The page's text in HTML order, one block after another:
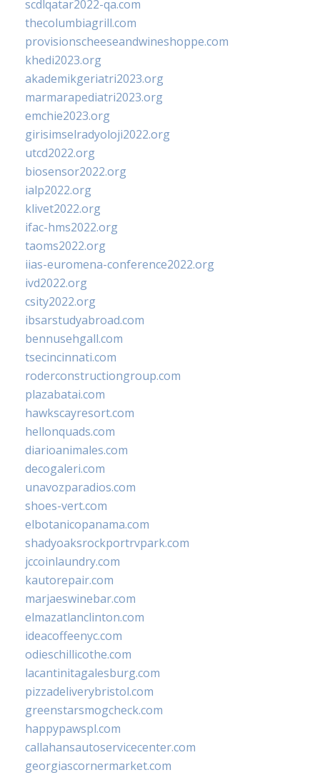
scdlqatar2022-qa.com
thecolumbiagrill.com
provisionscheeseandwineshoppe.com
khedi2023.org
akademikgeriatri2023.org
marmarapediatri2023.org
emchie2023.org
girisimselradyoloji2022.org
utcd2022.org
biosensor2022.org
ialp2022.org
klivet2022.org
ifac-hms2022.org
taoms2022.org
iias-euromena-conference2022.org
ivd2022.org
csity2022.org
ibsarstudyabroad.com
bennusehgall.com
tsecincinnati.com
roderconstructiongroup.com
plazabatai.com
hawkscayresort.com
hellonquads.com
diarioanimales.com
decogaleri.com
unavozparadios.com
shoes-vert.com
elbotanicopanama.com
shadyoaksrockportrvpark.com
jccoinlaundry.com
kautorepair.com
marjaeswinebar.com
elmazatlanclinton.com
ideacoffeenyc.com
odieschillicothe.com
lacantinitagalesburg.com
pizzadeliverybristol.com
greenstarsmogcheck.com
happypawspl.com
callahansautoservicecenter.com
georgiascornermarket.com